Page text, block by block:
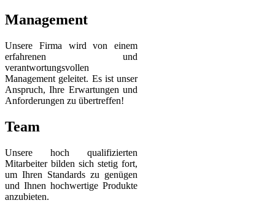
Management
Unsere Firma wird von einem
erfahrenen und
verantwortungsvollen
Management geleitet. Es ist unser
Anspruch, Ihre Erwartungen und
Anforderungen zu übertreffen!
Team
Unsere hoch qualifizierten
Mitarbeiter bilden sich stetig fort,
um Ihren Standards zu genügen
und Ihnen hochwertige Produkte
anzubieten.